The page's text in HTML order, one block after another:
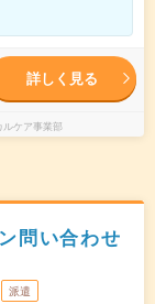
詳しく見る
ケア事業部
問い合わせ
派遣